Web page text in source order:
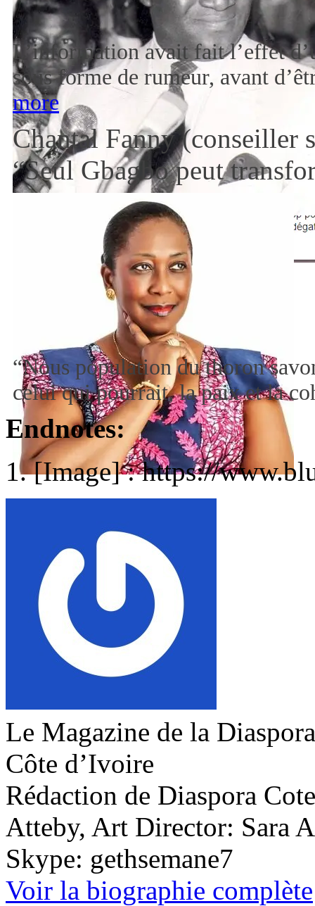
L’information avait fait l’effet
sous forme de rumeur, avant
more
Chantal Fanny (conseiller
“Seul Gbagbo peut
“Nous population du thoron
celui qui pourrait, la paix et la
Endnotes:
[Image] : https://
Le Magazine de la
Côte d’Ivoire
Rédaction de Diaspora
Atteby, Art Director: Sara
Skype: gethsemane7
Voir la biographie complète